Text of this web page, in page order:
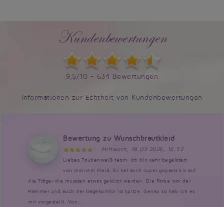
Kundenbewertungen
9,5/10 - 634 Bewertungen
Informationen zur Echtheit von Kundenbewertungen
Bewertung zu Wunschbrautkleid
Mittwoch, 18.03.2026, 16:52
Liebes Taubenweiß team, Ich bin sehr begeistert
von meinem Kleid. Es hat auch super gepasst bis auf
die Träger die mussten etwas gekürzt werden. Die Farbe war der
Hammer und auch der tragekomfor ist spitze. Genau so hab ich es
mir vorgestellt. Von...